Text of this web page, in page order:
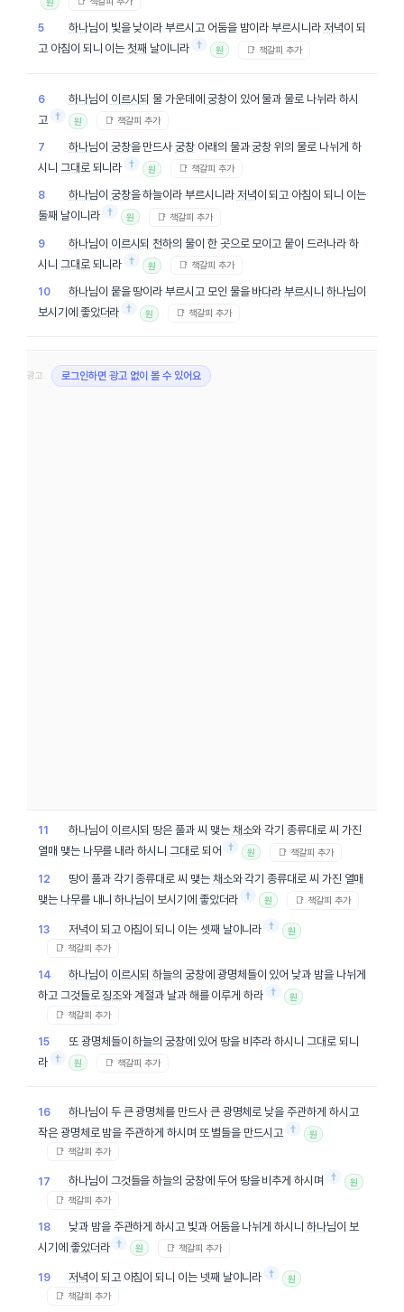
5 하나님이 빛을 낮이라 부르시고 어둠을 밤이라 부르시니라 저녁이 되
고 아침이 되니 이는 첫째 날이니라 † 원 📑 책갈피 추가
6 하나님이 이르시되 물 가운데에 궁창이 있어 물과 물로 나뉘라 하시
고 † 원 📑 책갈피 추가
7 하나님이 궁창을 만드사궁창 아래의 물과궁창 위의 물로 나뉘게 하
시니 그대로되니라 † 원 📑 책갈피 추가
8 하나님이 궁창을 하늘이라 부르시니라 저녁이 되고 아침이 되니 이는
둘째 날이니라 † 원 📑 책갈피 추가
9 하나님이 이르시되 천하의 물이 한 곳으로 모이고 뭍이 드러나라 하
시니 그대로 되니라 † 원 📑 책갈피 추가
10 하나님이 뭍을 땅이라 부르시고 모인 물을 바다라 부르시니 하나님이
보시기에 좋았더라 † 원 📑 책갈피 추가
광고 로그인하면 광고 없이 볼 수 있어요
11 하나님이 이르시되 땅은 풀과 씨 맺는 채소와 각기 종류대로 씨 가진
열매 맺는 나무를 내라 하시니 그대로되어 † 원 📑 책갈피 추가
12 땅이 풀과 각기 종류대로 씨 맺는 채소와 각기 종류대로 씨 가진 열매
맺는 나무를 내니하나님이 보시기에 좋았더라 † 원 📑 책갈피 추가
13 저녁이 되고 아침이 되니 이는 셋째 날이니라 † 원
📑 책갈피 추가
14 하나님이 이르시되 하늘의궁창에 광명체들이 있어 낮과 밤을 나뉘게
하고 그것들로 징조와 계절과 날과 해를 이루게 하라 † 원
📑 책갈피 추가
15 또 광명체들이하늘의궁창에 있어 땅을 비추라 하시니 그대로 되니
라 † 원 📑 책갈피 추가
16 하나님이 두 큰 광명체를 만드사 큰 광명체로 낮을 주관하게 하시고
작은 광명체로 밤을 주관하게 하시며 또 별들을 만드시고 † 원
📑 책갈피 추가
17 하나님이 그것들을하늘의궁창에 두어 땅을 비추게 하시며 † 원
📑 책갈피 추가
18 낮과 밤을 주관하게 하시고 빛과 어둠을 나뉘게 하시니 하나님이 보
시기에 좋았더라 † 원 📑 책갈피 추가
19 저녁이 되고 아침이 되니 이는 넷째 날이니라 † 원
📑 책갈피 추가